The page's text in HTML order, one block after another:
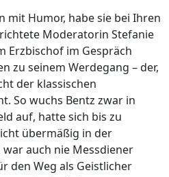
mit Humor, habe sie bei Ihren
Moderatorin Stefanie
Erzbischof im Gespräch
zu seinem Werdegang – der,
der klassischen
So wuchs Bentz zwar in
auf, hatte sich bis zu
übermäßig in der
auch nie Messdiener
den Weg als Geistlicher